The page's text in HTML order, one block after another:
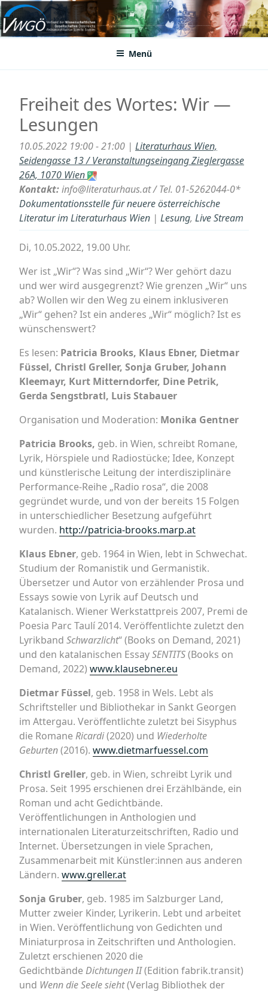
Zum
Inhalt
springenVWGÖ
Federation of Austrian Scientific Societies
Menü
Freiheit des Wortes: Wir —
Lesungen
10.05.2022 19:00 - 21:00 | Literaturhaus Wien,
Seidengasse 13 / Veranstaltungseingang Zieglergasse
26A, 1070 Wien
Kontakt:info@literaturhaus.at / Tel. 01-5262044-0*
Dokumentationsstelle für neuere österreichische
Literatur im Literaturhaus Wien | Lesung, Live Stream
Di, 10.05.2022, 19.00 Uhr.
Wer ist „Wir“? Was sind „Wir“? Wer gehört dazu
und wer wird ausgegrenzt? Wie grenzen „Wir“ uns
ab? Wollen wir den Weg zu einem inklusiveren
„Wir“ gehen? Ist ein anderes „Wir“ möglich? Ist es
wünschenswert?
Es lesen: Patricia Brooks, Klaus Ebner, Dietmar
Füssel, Christl Greller, Sonja Gruber, Johann
Kleemayr, Kurt Mitterndorfer, Dine Petrik,
Gerda Sengstbratl, Luis Stabauer
Organisation und Moderation: Monika Gentner
Patricia Brooks, geb. in Wien, schreibt Romane,
Lyrik, Hörspiele und Radiostücke; Idee, Konzept
und künstlerische Leitung der interdisziplinäre
Performance-Reihe „Radio rosa“, die 2008
gegründet wurde, und von der bereits 15 Folgen
in unterschiedlicher Besetzung aufgeführt
wurden. http://patricia-brooks.marp.at
Klaus Ebner, geb. 1964 in Wien, lebt in Schwechat.
Studium der Romanistik und Germanistik.
Übersetzer und Autor von erzählender Prosa und
Essays sowie von Lyrik auf Deutsch und
Katalanisch. Wiener Werkstattpreis 2007, Premi de
Poesia Parc Taulí 2014. Veröffentlichte zuletzt den
Lyrikband Schwarzlicht“ (Books on Demand, 2021)
und den katalanischen EssaySENTITS(Books on
Demand, 2022) www.klausebner.eu
Dietmar Füssel, geb. 1958 in Wels. Lebt als
Schriftsteller und Bibliothekar in Sankt Georgen
im Attergau. Veröffentlichte zuletzt bei Sisyphus
die RomaneRicardi(2020) und Wiederholte
Geburten(2016). www.dietmarfuessel.com
Christl Greller, geb. in Wien, schreibt Lyrik und
Prosa. Seit 1995 erschienen drei Erzählbände, ein
Roman und acht Gedichtbände.
Veröffentlichungen in Anthologien und
internationalen Literaturzeitschriften, Radio und
Internet. Übersetzungen in viele Sprachen,
Zusammenarbeit mit Künstler:innen aus anderen
Ländern. www.greller.at
Sonja Gruber, geb. 1985 im Salzburger Land,
Mutter zweier Kinder, Lyrikerin. Lebt und arbeitet
in Wien. Veröffentlichung von Gedichten und
Miniaturprosa in Zeitschriften und Anthologien.
Zuletzt erschienen 2020 die
GedichtbändeDichtungen II(Edition fabrik.transit)
und Wenn die Seele sieht(Verlag Bibliothek der